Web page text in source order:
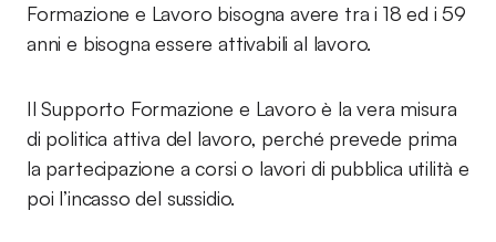
Formazione e Lavoro bisogna avere tra i 18 ed i 59
anni e bisogna essere attivabili al lavoro.
Il Supporto Formazione e Lavoro è la vera misura
di politica attiva del lavoro, perché prevede prima
la partecipazione a corsi o lavori di pubblica utilità e
poi l’incasso del sussidio.